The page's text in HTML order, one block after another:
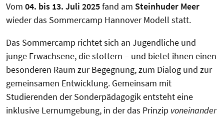
Vom 04. bis 13. Juli 2025fand am Steinhuder Meer
wieder das Sommercamp Hannover Modell statt.
Das Sommercamp richtet sich an Jugendliche und
junge Erwachsene, die stottern – und bietet ihnen einen
besonderen Raum zur Begegnung, zum Dialog und zur
gemeinsamen Entwicklung. Gemeinsam mit
Studierenden der Sonderpädagogik entsteht eine
inklusive Lernumgebung, in der das Prinzip voneinander